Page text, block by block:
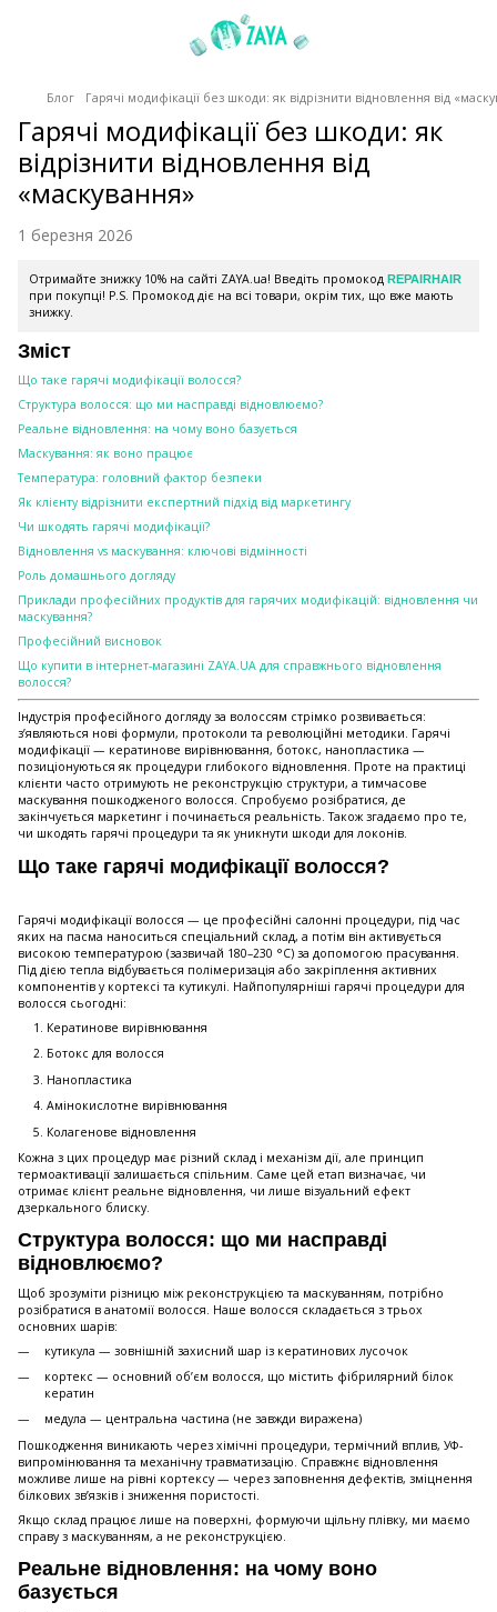
Блог Гарячі модифікації без шкоди: як відрізнити відновлення від
Гарячі модифікації без шкоди: як
відрізнити відновлення від
«маскування»
1 березня 2026
Отримайте знижку 10% на сайті ZAYA.ua! Введіть промокод REPAIRHAIR
при покупці! P.S. Промокод діє на всі товари, окрім тих, що вже мають
знижку.
Зміст
Що таке гарячі модифікації волосся?
Структура волосся: що ми насправді відновлюємо?
Реальне відновлення: на чому воно базується
Маскування: як воно працює
Температура: головний фактор безпеки
Як клієнту відрізнити експертний підхід від маркетингу
Чи шкодять гарячі модифікації?
Відновлення vs маскування: ключові відмінності
Роль домашнього догляду
Приклади професійних продуктів для гарячих модифікацій: відновлення чи
маскування?
Професійний висновок
Що купити в інтернет-магазині ZAYA.UA для справжнього відновлення
волосся?
Індустрія професійного догляду за волоссям стрімко розвивається:
з’являються нові формули, протоколи та революційні методики. Гарячі
модифікації — кератинове вирівнювання, ботокс, нанопластика —
позиціонуються як процедури глибокого відновлення. Проте на практиці
клієнти часто отримують не реконструкцію структури, а тимчасове
маскування пошкодженого волосся. Спробуємо розібратися, де
закінчується маркетинг і починається реальність. Також згадаємо про те,
чи шкодять гарячі процедури та як уникнути шкоди для локонів.
Що таке гарячі модифікації волосся?
Гарячі модифікації волосся — це професійні салонні процедури, під час
яких на пасма наноситься спеціальний склад, а потім він активується
високою температурою (зазвичай 180–230 °C) за допомогою прасування.
Під дією тепла відбувається полімеризація або закріплення активних
компонентів у кортексі та кутикулі. Найпопулярніші гарячі процедури для
волосся сьогодні:
Кератинове вирівнювання
Ботокс для волосся
Нанопластика
Амінокислотне вирівнювання
Колагенове відновлення
Кожна з цих процедур має різний склад і механізм дії, але принцип
термоактивації залишається спільним. Саме цей етап визначає, чи
отримає клієнт реальне відновлення, чи лише візуальний ефект
дзеркального блиску.
Структура волосся: що ми насправді
відновлюємо?
Щоб зрозуміти різницю між реконструкцією та маскуванням, потрібно
розібратися в анатомії волосся. Наше волосся складається з трьох
основних шарів:
кутикула — зовнішній захисний шар із кератинових лусочок
кортекс — основний об’єм волосся, що містить фібрилярний білок
кератин
медула — центральна частина (не завжди виражена)
Пошкодження виникають через хімічні процедури, термічний вплив, УФ-
випромінювання та механічну травматизацію. Справжнє відновлення
можливе лише на рівні кортексу — через заповнення дефектів, зміцнення
білкових зв’язків і зниження пористості.
Якщо склад працює лише на поверхні, формуючи щільну плівку, ми маємо
справу з маскуванням, а не реконструкцією.
Реальне відновлення: на чому воно
базується